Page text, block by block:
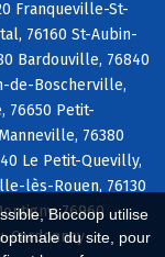
Biocoop utilise
du site, pour
Franqueville-St-
76160 St-Aubin-
Bardouville, 76840
de-Boscherville,
76650 Petit-
76380
Le Petit-Quevilly,
lès-Rouen, 76130
76960
Cardonnay